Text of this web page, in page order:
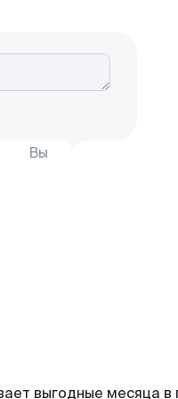
Вы
выгодные месяца в